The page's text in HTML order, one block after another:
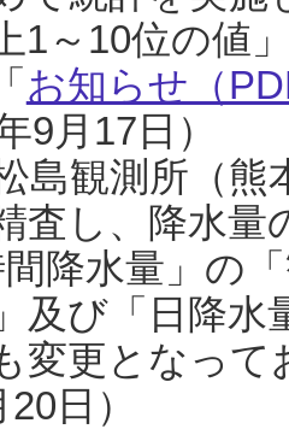
1～10位の値
お知らせ（
9月17日）
島観測所（熊
査し、降水
間降水量」の
及び「日降
変更となっ
日）